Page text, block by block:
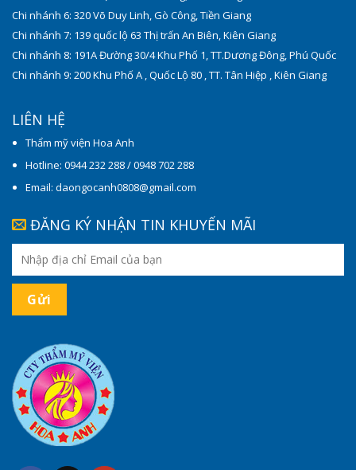
Chi nhánh 6: 320 Võ Duy Linh, Gò Công, Tiền Giang
Chi nhánh 7: 139 quốc lộ 63 Thị trấn An Biên, Kiên Giang
Chi nhánh 8: 191A Đường 30/4 Khu Phố 1, TT.Dương Đông, Phú Quốc
Chi nhánh 9: 200 Khu Phố A , Quốc Lộ 80 , TT. Tân Hiệp , Kiên Giang
LIÊN HỆ
Thẩm mỹ viện Hoa Anh
Hotline: 0944 232 288 / 0948 702 288
Email: daongocanh0808@gmail.com
ĐĂNG KÝ NHẬN TIN KHUYẾN MÃI